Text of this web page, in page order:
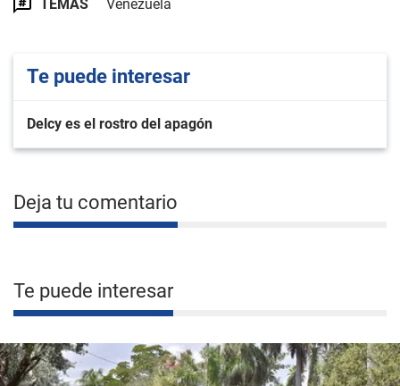
TEMAS Venezuela
Te puede interesar
Delcy es el rostro del apagón
Deja tu comentario
Te puede interesar